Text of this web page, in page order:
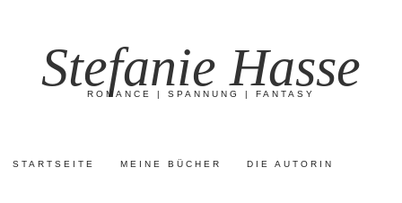
Stefanie Hasse
ROMANCE | SPANNUNG | FANTASY
STARTSEITE MEINE BÜCHER DIE AUTORIN